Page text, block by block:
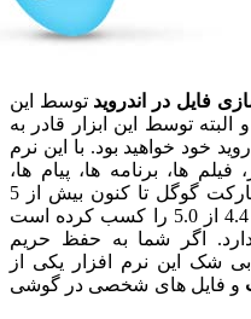
توسط این
این ابزار قادر به
خواهید بود. با این نرم
برنامه ها، پیام ها،
خواهید بود. این ابزار در مارکت گوگل تا کنون بیش از 5
میلون بار دانلود شده است و امتیاز 4.4 از 5.0 را کسب کرده است
شما به حفظ حریم
نرم افزار یکی از
های شخصی در گوشی